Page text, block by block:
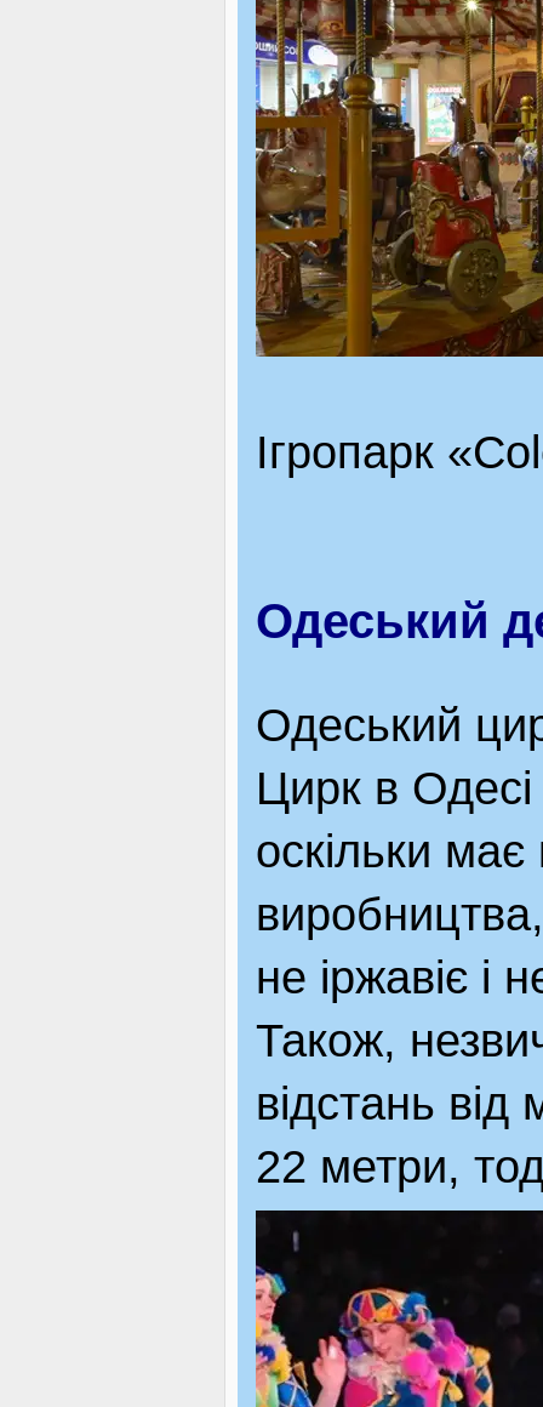
Ігропарк
Одеський
Одеський
Цирк в
оскільки має
не іржавіє і
Також,
відстань
22 метри,